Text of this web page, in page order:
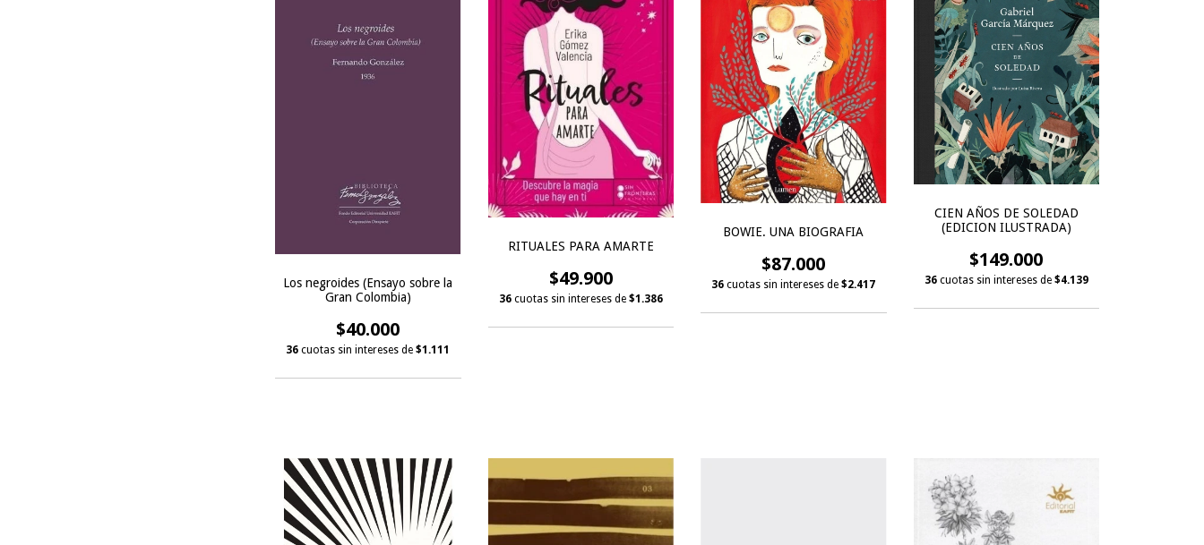
Los negroides (Ensayo sobre la
Gran Colombia)
$40.000
36 cuotas sin intereses de$1.111
RITUALES PARA AMARTE
$49.900
36 cuotas sin intereses de $1.386
BOWIE. UNA BIOGRAFIA
$87.000
36 cuotas sin intereses de$2.417
CIEN AÑOS DE SOLEDAD
(EDICION ILUSTRADA)
$149.000
36 cuotas sin intereses de $4.139